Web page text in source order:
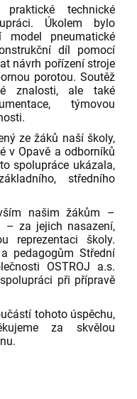
technické
Úkolem bylo
pneumatické
díl pomocí
návrh pořízení stroje
porotou. Soutěž
znalosti, ale také
týmovou
ze žáků naší školy,
v Opavě a odborníků
spolupráce ukázala,
středního
našim žákům –
– za jejich nasazení,
reprezentaci školy.
pedagogům Střední
OSTROJ a.s.
při přípravě
tohoto úspěchu,
za skvělou